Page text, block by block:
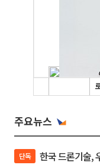
주요뉴스
단독